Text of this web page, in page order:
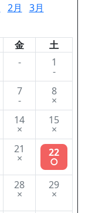
2月 3月
金
土
- 1
-
7
-
8
×
14
×
15
×
21
× 22
○
28
×
29
×